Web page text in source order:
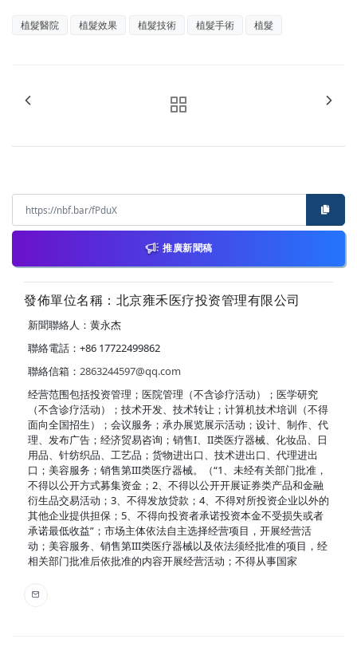
植髮醫院 植髮效果 植髮技術 植髮手術 植髮
推廣新聞稿
發佈單位名稱：北京雍禾医疗投资管理有限公司
新聞聯絡人：黄永杰
聯絡電話：+86 17722499862
聯絡信箱： 2863244597@qq.com
经营范围包括投资管理；医院管理（不含诊疗活动）；医学研究
（不含诊疗活动）；技术开发、技术转让；计算机技术培训（不得
面向全国招生）；会议服务；承办展览展示活动；设计、制作、代
理、发布广告；经济贸易咨询；销售I、II类医疗器械、化妆品、日
用品、针纺织品、工艺品；货物进出口、技术进出口、代理进出
口；美容服务；销售第III类医疗器械。（“1、未经有关部门批准，
不得以公开方式募集资金；2、不得以公开开展证券类产品和金融
衍生品交易活动；3、不得发放贷款；4、不得对所投资企业以外的
其他企业提供担保；5、不得向投资者承诺投资本金不受损失或者
承诺最低收益”；市场主体依法自主选择经营项目，开展经营活
动；美容服务、销售第III类医疗器械以及依法须经批准的项目，经
相关部门批准后依批准的内容开展经营活动；不得从事国家